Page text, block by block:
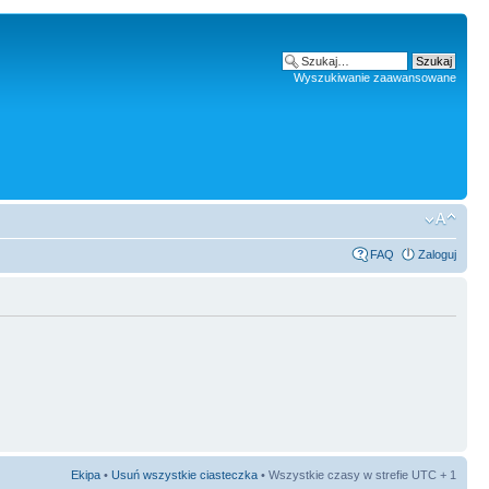
Wyszukiwanie zaawansowane
FAQ Zaloguj
Ekipa • Usuń wszystkie ciasteczka • Wszystkie czasy w strefie UTC + 1